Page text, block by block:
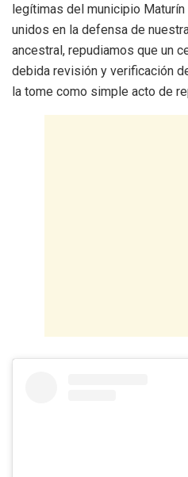
legítimas del municipio
unidos en la defensa de
ancestral, repudiamos que un
debida revisión y verificación
la tome como simple acto de